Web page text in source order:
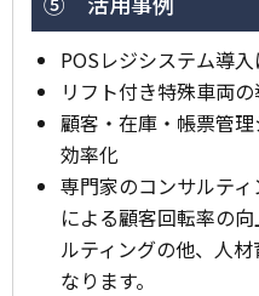
POSレジシステム導
リフト付き特殊車両
顧客・在庫・帳票管
効率化
専門家のコンサルテ
による顧客回転率
ルティングの他、人
なります。